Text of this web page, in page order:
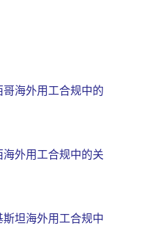
海外用工合规中的
外用工合规中的关
坦海外用工合规中